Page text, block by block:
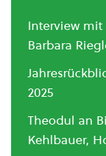
Interview
Barbara
2025
Theodul an
Kehlbauer,